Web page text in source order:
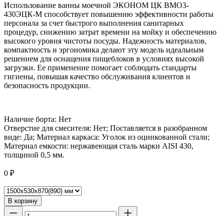
Использование ванны моечной ЭКОНОМ ЦК ВМО3-
430ЭЦК-М способствует повышению эффективности работы
персонала за счет быстрого выполнения санитарных
процедур, снижению затрат времени на мойку и обеспечению
высокого уровня чистоты посуды. Надежность материалов,
компактность и эргономика делают эту модель идеальным
решением для оснащения пищеблоков в условиях высокой
загрузки. Ее применение помогает соблюдать стандарты
гигиены, повышая качество обслуживания клиентов и
безопасность продукции.
Наличие борта: Нет
Отверстие для смесителя: Нет; Поставляется в разобранном
виде: Да; Материал каркаса: Уголок из оцинкованной стали;
Материал емкости: нержавеющая сталь марки AISI 430,
толщиной 0,5 мм.
0 ₽
В корзину